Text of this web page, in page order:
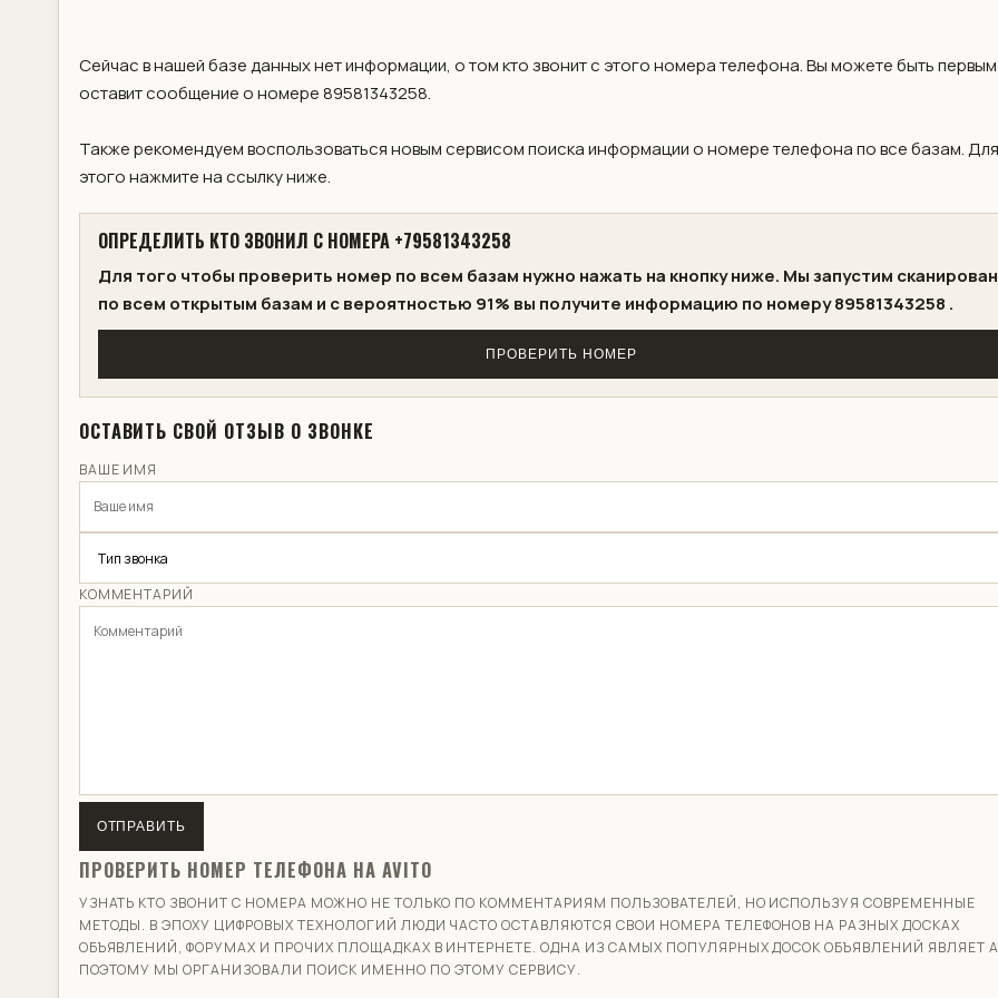
Сейчас в нашей базе данных нет информации, о том кто звонит с этого номера телефона. Вы можете быть первым
оставит сообщение о номере 89581343258.
Также рекомендуем воспользоваться новым сервисом поиска информации о номере телефона по все базам. Для
этого нажмите на ссылку ниже.
ОПРЕДЕЛИТЬ КТО ЗВОНИЛ С НОМЕРА +79581343258
Для того чтобы проверить номер по всем базам нужно нажать на кнопку ниже. Мы запустим
по всем открытым базам и с вероятностью 91% вы получите информацию по номеру 89581343258 .
ПРОВЕРИТЬ НОМЕР
ОСТАВИТЬ СВОЙ ОТЗЫВ О ЗВОНКЕ
ВАШЕ ИМЯ
КОММЕНТАРИЙ
ОТПРАВИТЬ
ПРОВЕРИТЬ НОМЕР ТЕЛЕФОНА НА AVITO
УЗНАТЬ КТО ЗВОНИТ С НОМЕРА МОЖНО НЕ ТОЛЬКО ПО КОММЕНТАРИЯМ ПОЛЬЗОВАТЕЛЕЙ, НО ИСПОЛЬЗУЯ СОВРЕМЕННЫЕ
МЕТОДЫ. В ЭПОХУ ЦИФРОВЫХ ТЕХНОЛОГИЙ ЛЮДИ ЧАСТО ОСТАВЛЯЮТСЯ СВОИ НОМЕРА ТЕЛЕФОНОВ НА РАЗНЫХ ДОСКАХ
ОБЪЯВЛЕНИЙ, ФОРУМАХ И ПРОЧИХ ПЛОЩАДКАХ В ИНТЕРНЕТЕ. ОДНА ИЗ САМЫХ ПОПУЛЯРНЫХ ДОСОК ОБЪЯВЛЕНИЙ ЯВЛЯЕТ
ПОЭТОМУ МЫ ОРГАНИЗОВАЛИ ПОИСК ИМЕННО ПО ЭТОМУ СЕРВИСУ.